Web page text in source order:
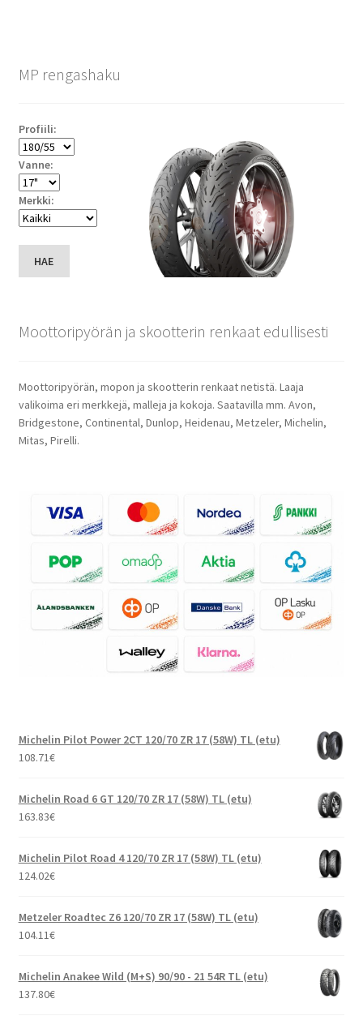
MP rengashaku
Profiili:
Vanne:
Merkki:
HAE
Moottoripyörän ja skootterin renkaat edullisesti
Moottoripyörän, mopon ja skootterin renkaat netistä. Laaja
valikoima eri merkkejä, malleja ja kokoja. Saatavilla mm. Avon,
Bridgestone, Continental, Dunlop, Heidenau, Metzeler, Michelin,
Mitas, Pirelli.
Michelin Pilot Power 2CT 120/70 ZR 17 (58W) TL (etu)
108.71€
Michelin Road 6 GT 120/70 ZR 17 (58W) TL (etu)
163.83€
Michelin Pilot Road 4 120/70 ZR 17 (58W) TL (etu)
124.02€
Metzeler Roadtec Z6 120/70 ZR 17 (58W) TL (etu)
104.11€
Michelin Anakee Wild (M+S) 90/90 - 21 54R TL (etu)
137.80€